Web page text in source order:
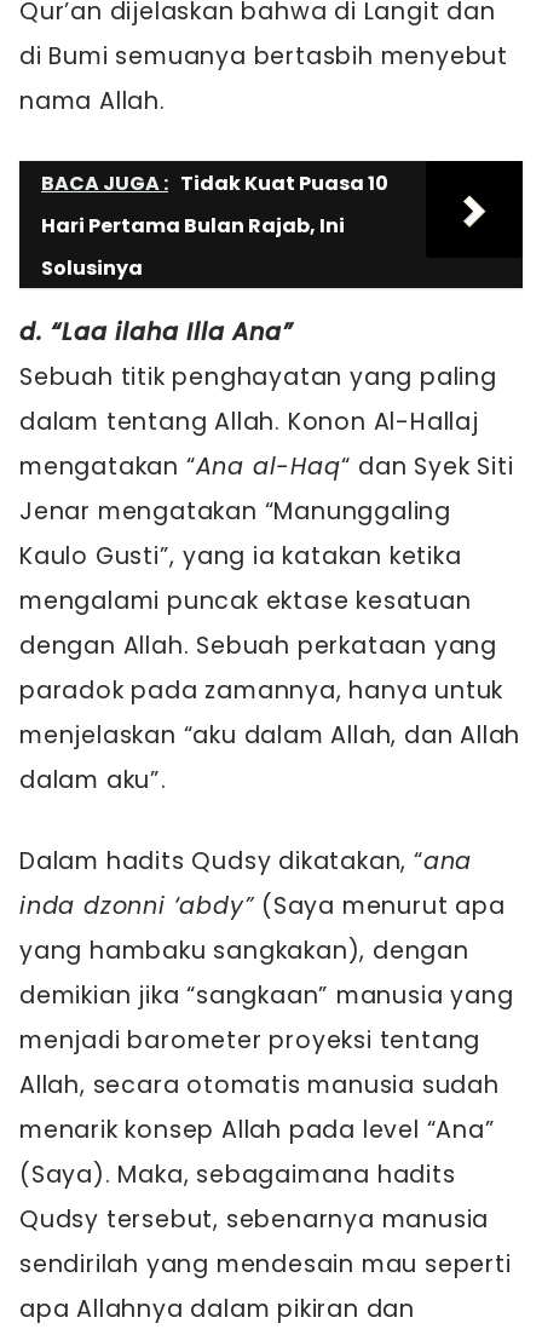
Qur’an dijelaskan bahwa di Langit dan
di Bumi semuanya bertasbih menyebut
nama Allah.
BACA JUGA : Tidak Kuat Puasa 10
Hari Pertama Bulan Rajab, Ini
Solusinya
d. “Laa ilaha Illa Ana”
Sebuah titik penghayatan yang paling
dalam tentang Allah. Konon Al-Hallaj
mengatakan “Ana al-Haq“ dan Syek Siti
Jenar mengatakan “Manunggaling
Kaulo Gusti”, yang ia katakan ketika
mengalami puncak ektase kesatuan
dengan Allah. Sebuah perkataan yang
paradok pada zamannya, hanya untuk
menjelaskan “aku dalam Allah, dan Allah
dalam aku”.
Dalam hadits Qudsy dikatakan, “ana
inda dzonni ‘abdy”(Saya menurut apa
yang hambaku sangkakan), dengan
demikian jika “sangkaan” manusia yang
menjadi barometer proyeksi tentang
Allah, secara otomatis manusia sudah
menarik konsep Allah pada level “Ana”
(Saya). Maka, sebagaimana hadits
Qudsy tersebut, sebenarnya manusia
sendirilah yang mendesain mau seperti
apa Allahnya dalam pikiran dan